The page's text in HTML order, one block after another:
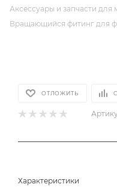
Аксессуары и запчасти для
Вращающийся фитинг для
ОТЛОЖИТЬ
Характеристики